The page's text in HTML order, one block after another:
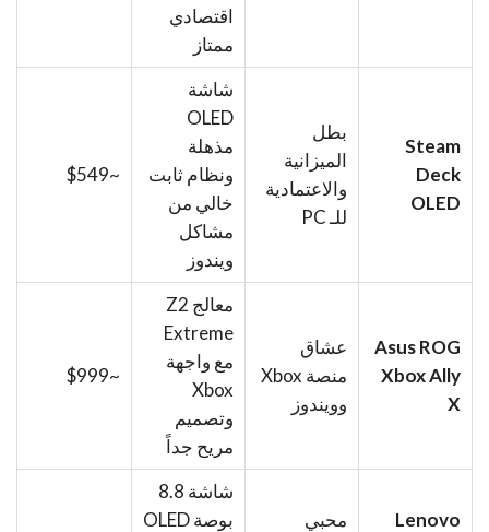
اقتصادي
ممتاز
Steam
Deck
OLED
بطل
الميزانية
والاعتمادية
للـ PC
شاشة
OLED
مذهلة
ونظام ثابت
خالي من
مشاكل
ويندوز
~$549
Asus ROG
Xbox Ally
X
عشاق
منصة Xbox
وويندوز
معالج Z2
Extreme
مع واجهة
Xbox
وتصميم
مريح جداً
~$999
Lenovo
محبي
شاشة 8.8
بوصة OLED